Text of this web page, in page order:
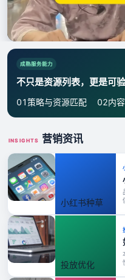
美团｜美团福利官传播结案
94万+ 互动
成熟服务能力
不只是资源列表，更是可
01策略与资源匹配 02内
INSIGHTS 营销资讯
小红书种草
投放优化